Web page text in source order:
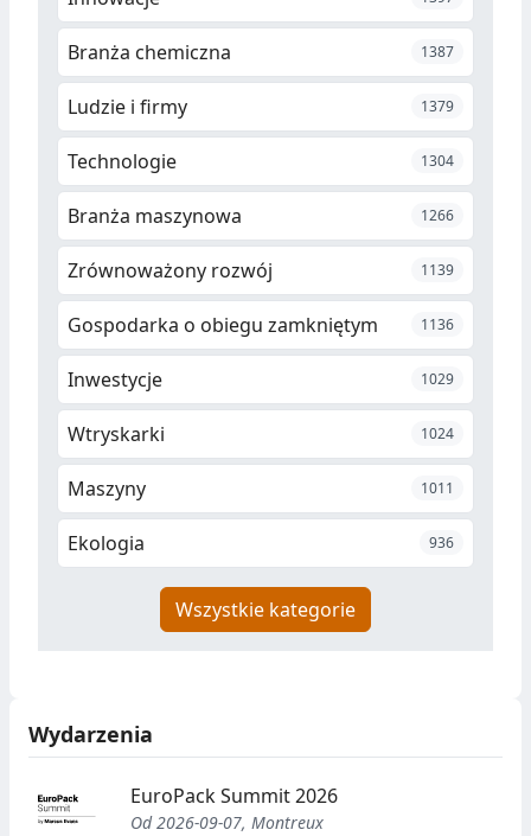
Branża chemiczna 1387
Ludzie i firmy 1379
Technologie 1304
Branża maszynowa 1266
Zrównoważony rozwój 1139
Gospodarka o obiegu zamkniętym 1136
Inwestycje 1029
Wtryskarki 1024
Maszyny 1011
Ekologia 936
Wszystkie kategorie
Wydarzenia
EuroPack Summit 2026
Od 2026-09-07, Montreux